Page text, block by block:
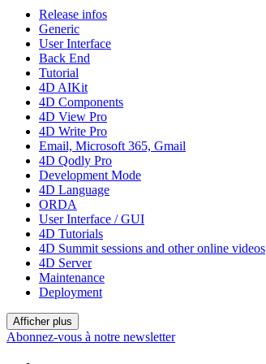
Release infos
Generic
User Interface
Back End
Tutorial
4D AIKit
4D Components
4D View Pro
4D Write Pro
Email, Microsoft 365, Gmail
4D Qodly Pro
Development Mode
4D Language
ORDA
User Interface / GUI
4D Tutorials
4D Summit sessions and other online videos
4D Server
Maintenance
Deployment
Afficher plus
Abonnez-vous à notre newsletter